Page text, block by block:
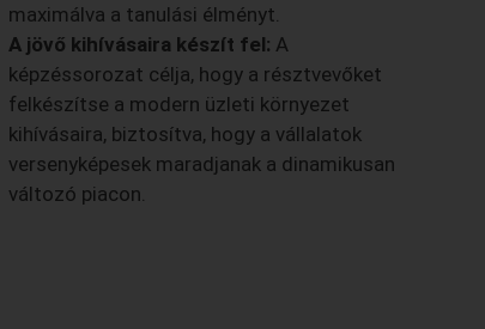
maximálva a tanulási élményt.
A jövő kihívásaira készít fel: A
képzéssorozat célja, hogy a résztvevőket
felkészítse a modern üzleti környezet
kihívásaira, biztosítva, hogy a vállalatok
versenyképesek maradjanak a dinamikusan
változó piacon.